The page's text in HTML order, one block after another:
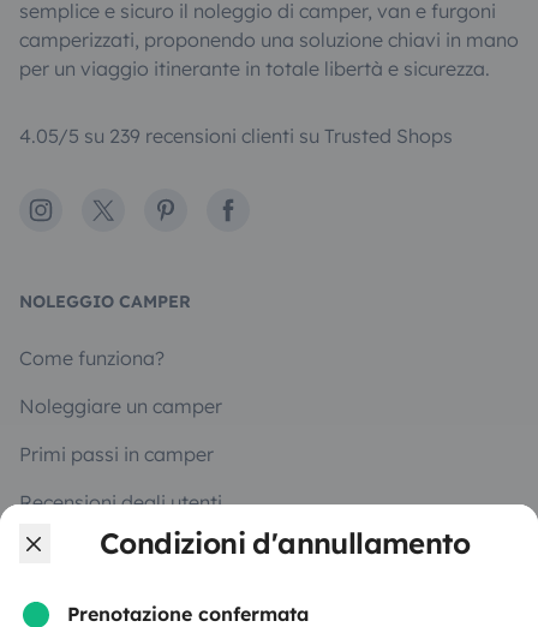
Condizioni d'annullamento
Prenotazione confermata
semplice e sicuro il noleggio di camper, van e furgoni
camperizzati, proponendo una soluzione chiavi in mano
per un viaggio itinerante in totale libertà e sicurezza.
4.05/5 su 239 recensioni clienti su Trusted Shops
Instagram
X PinterestFacebook
NOLEGGIO CAMPER
Come funziona?
Noleggiare un camper
Primi passi in camper
Recensioni degli utenti
Aiuto viaggiatore